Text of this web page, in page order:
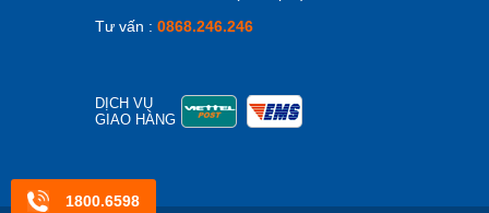
cánh
khiến
Tư vấn : 0868.246.246
DỊCH VỤ
GIAO HÀNG
1800.6598